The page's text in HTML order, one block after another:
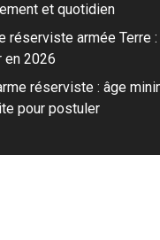
et quotidien
réserviste armée Terre
en 2026
réserviste : âge
pour postuler